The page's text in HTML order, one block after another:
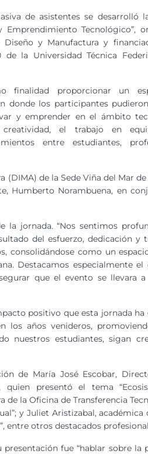
de asistentes se desarrolló
Emprendimiento Tecnológico”,
y Manufactura y
la Universidad Técnica
finalidad proporcionar un
donde los participantes
y emprender en el ámbito
creatividad, el trabajo en
entre estudiantes,
de la Sede Viña del Mar de
Humberto Norambuena, en
la jornada. “Nos sentimos
del esfuerzo, dedicación y
consolidándose como un
Destacamos especialmente el
que el evento se llevara
positivo que esta jornada ha
años venideros,
nuestros estudiantes, sigan
de María José Escobar,
presentó el tema
de la Oficina de Transferencia
y Juliet Aristizabal, académica
entre otros destacados
fue “hablar sobre la